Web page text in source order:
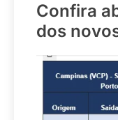
Confira
dos